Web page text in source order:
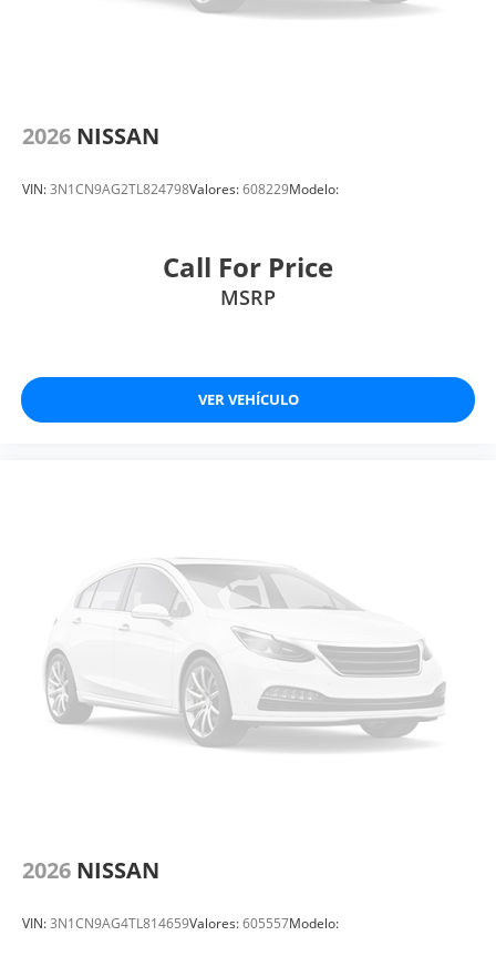
2026 NISSAN
VIN:3N1CN9AG2TL824798Valores:608229Modelo:
Call For Price
MSRP
VER VEHÍCULO
2026 NISSAN
VIN:3N1CN9AG4TL814659Valores:605557Modelo: